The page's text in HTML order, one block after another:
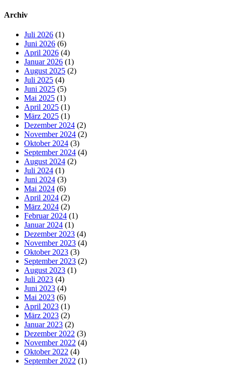
Archiv
Juli 2026 (1)
Juni 2026 (6)
April 2026 (4)
Januar 2026 (1)
August 2025 (2)
Juli 2025 (4)
Juni 2025 (5)
Mai 2025 (1)
April 2025 (1)
März 2025 (1)
Dezember 2024 (2)
November 2024 (2)
Oktober 2024 (3)
September 2024 (4)
August 2024 (2)
Juli 2024 (1)
Juni 2024 (3)
Mai 2024 (6)
April 2024 (2)
März 2024 (2)
Februar 2024 (1)
Januar 2024 (1)
Dezember 2023 (4)
November 2023 (4)
Oktober 2023 (3)
September 2023 (2)
August 2023 (1)
Juli 2023 (4)
Juni 2023 (4)
Mai 2023 (6)
April 2023 (1)
März 2023 (2)
Januar 2023 (2)
Dezember 2022 (3)
November 2022 (4)
Oktober 2022 (4)
September 2022 (1)